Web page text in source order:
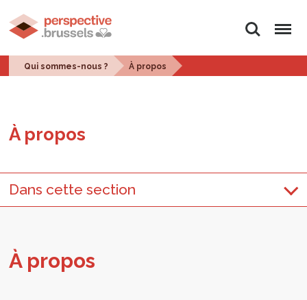
Rechercher
Menu
Qui sommes-nous ? À propos
À pro­pos
Dans cette section
À pro­pos